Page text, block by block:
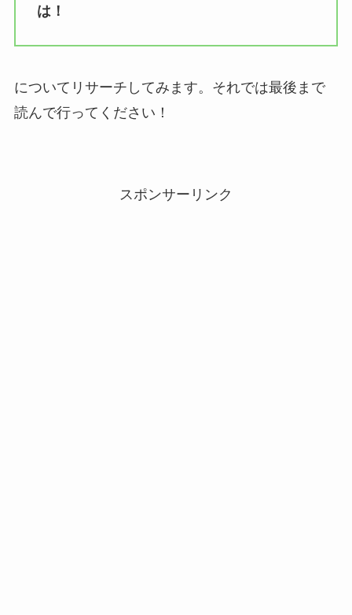
は！
についてリサーチしてみます。それでは最後まで
読んで行ってください！
スポンサーリンク